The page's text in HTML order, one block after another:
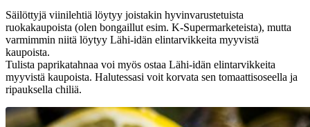
Säilöttyjä viinilehtiä löytyy joistakin hyvinvarustetuista
ruokakaupoista (olen bongaillut esim. K-Supermarketeista), mutta
varmimmin niitä löytyy Lähi-idän elintarvikkeita myyvistä
kaupoista.
Tulista paprikatahnaa voi myös ostaa Lähi-idän elintarvikkeita
myyvistä kaupoista. Halutessasi voit korvata sen tomaattisoseella ja
ripauksella chiliä.